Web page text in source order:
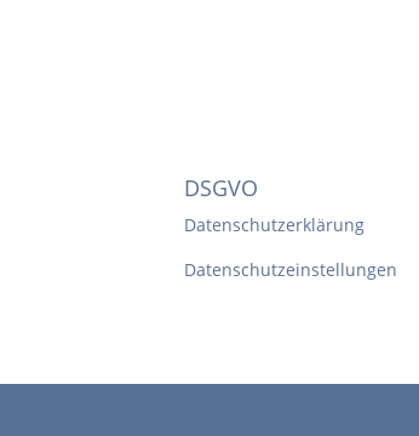
DSGVO
Datenschutzerklärung
Datenschutzeinstellungen